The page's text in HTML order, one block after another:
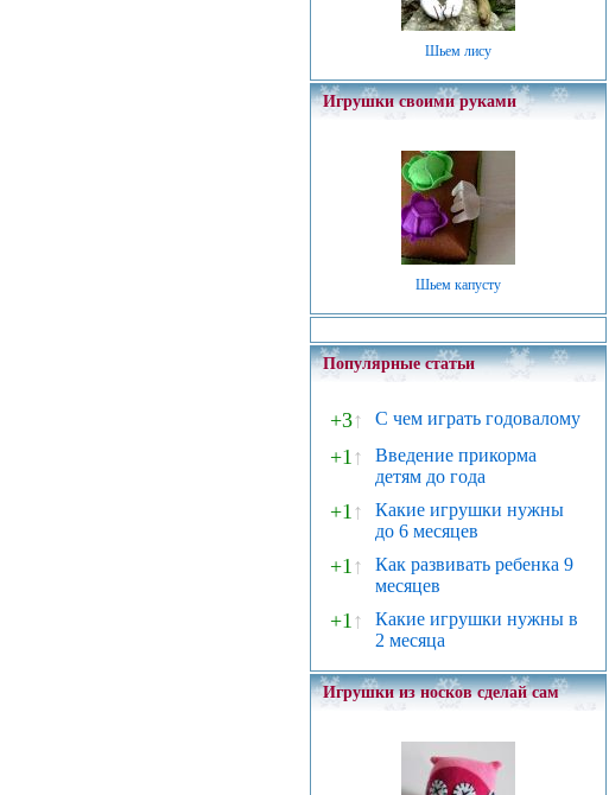
Шьем лису
Игрушки своими руками
Шьем капусту
Популярные статьи
+3↑ С чем играть годовалому
+1↑
Введение прикорма
детям до года
+1↑
Какие игрушки нужны
до 6 месяцев
+1↑
Как развивать ребенка 9
месяцев
+1↑
Какие игрушки нужны в
2 месяца
Игрушки из носков сделай сам